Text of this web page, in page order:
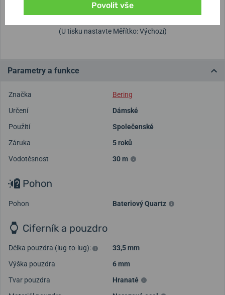
Vytisknout vzory velikostí
(U tisku nastavte Měřítko: Výchozí)
Parametry a funkce
Značka
Bering
Určení
Dámské
Použití
Společenské
Záruka
5 roků
Vodotěsnost
30 m
Pohon
Pohon Bateriový Quartz
Ciferník a pouzdro
Délka pouzdra (lug-to-lug):
33,5 mm
Výška pouzdra
6 mm
Tvar pouzdra
Hranaté
Povolit vše